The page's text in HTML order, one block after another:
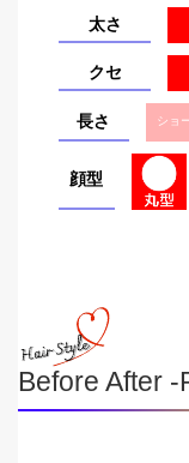
太さ
クセ
長さ ショ
顔型
Before After -